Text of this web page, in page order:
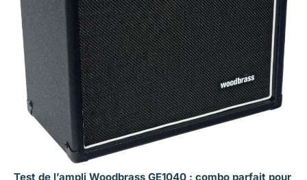
Test de l’ampli Woodbrass GE1040 : combo parfait pour